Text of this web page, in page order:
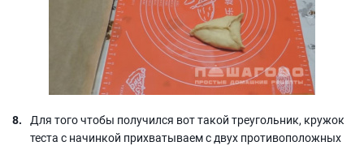
Для того чтобы получился вот такой треугольник, кружок
теста с начинкой прихватываем с двух противоположных